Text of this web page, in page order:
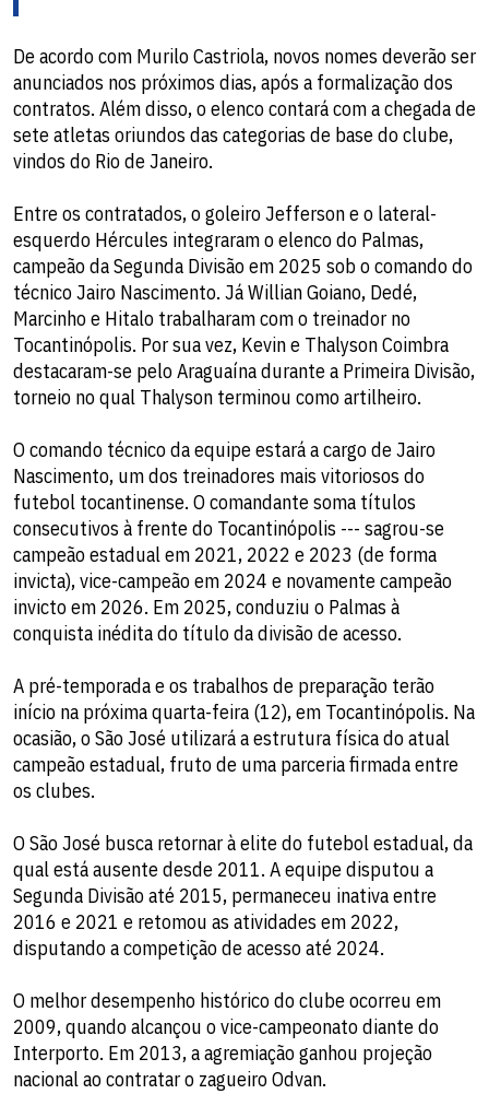
De acordo com Murilo Castriola, novos nomes deverão ser
anunciados nos próximos dias, após a formalização dos
contratos. Além disso, o elenco contará com a chegada de
sete atletas oriundos das categorias de base do clube,
vindos do Rio de Janeiro.
Entre os contratados, o goleiro Jefferson e o lateral-
esquerdo Hércules integraram o elenco do Palmas,
campeão da Segunda Divisão em 2025 sob o comando do
técnico Jairo Nascimento. Já Willian Goiano, Dedé,
Marcinho e Hitalo trabalharam com o treinador no
Tocantinópolis. Por sua vez, Kevin e Thalyson Coimbra
destacaram-se pelo Araguaína durante a Primeira Divisão,
torneio no qual Thalyson terminou como artilheiro.
O comando técnico da equipe estará a cargo de Jairo
Nascimento, um dos treinadores mais vitoriosos do
futebol tocantinense. O comandante soma títulos
consecutivos à frente do Tocantinópolis --- sagrou-se
campeão estadual em 2021, 2022 e 2023 (de forma
invicta), vice-campeão em 2024 e novamente campeão
invicto em 2026. Em 2025, conduziu o Palmas à
conquista inédita do título da divisão de acesso.
A pré-temporada e os trabalhos de preparação terão
início na próxima quarta-feira (12), em Tocantinópolis. Na
ocasião, o São José utilizará a estrutura física do atual
campeão estadual, fruto de uma parceria firmada entre
os clubes.
O São José busca retornar à elite do futebol estadual, da
qual está ausente desde 2011. A equipe disputou a
Segunda Divisão até 2015, permaneceu inativa entre
2016 e 2021 e retomou as atividades em 2022,
disputando a competição de acesso até 2024.
O melhor desempenho histórico do clube ocorreu em
2009, quando alcançou o vice-campeonato diante do
Interporto. Em 2013, a agremiação ganhou projeção
nacional ao contratar o zagueiro Odvan.